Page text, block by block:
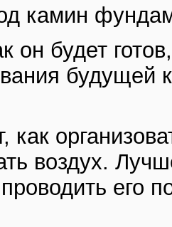
камин
он будет
будущей
воздух.
его